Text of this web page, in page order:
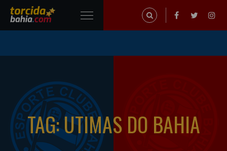
TAG: UTIMAS DO BAHIA